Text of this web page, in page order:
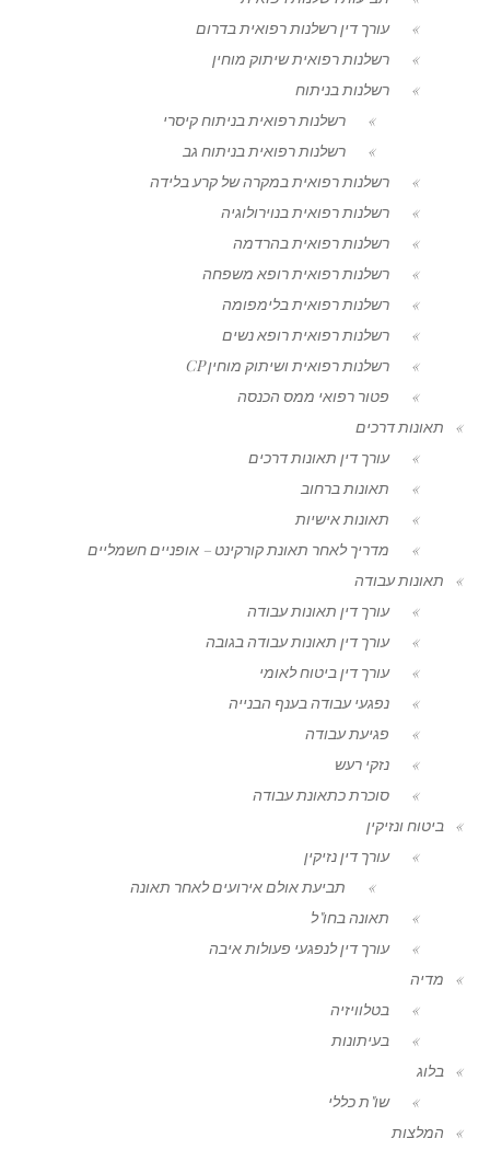
עורך דין רשלנות רפואית בדרום
רשלנות רפואית שיתוק מוחין
רשלנות בניתוח
רשלנות רפואית בניתוח קיסרי
רשלנות רפואית בניתוח גב
רשלנות רפואית במקרה של קרע בלידה
רשלנות רפואית בנוירולוגיה
רשלנות רפואית בהרדמה
רשלנות רפואית רופא משפחה
רשלנות רפואית בלימפומה
רשלנות רפואית רופא נשים
רשלנות רפואית ושיתוק מוחין CP
פטור רפואי ממס הכנסה
תאונות דרכים
עורך דין תאונות דרכים
תאונות ברחוב
תאונות אישיות
מדריך לאחר תאונת קורקינט – אופניים חשמליים
תאונות עבודה
עורך דין תאונות עבודה
עורך דין תאונות עבודה בגובה
עורך דין ביטוח לאומי
נפגעי עבודה בענף הבנייה
פגיעת עבודה
נזקי רעש
סוכרת כתאונת עבודה
ביטוח ונזיקין
עורך דין נזיקין
תביעת אולם אירועים לאחר תאונה
תאונה בחו"ל
עורך דין לנפגעי פעולות איבה
מדיה
בטלוויזיה
בעיתונות
בלוג
שו"ת כללי
המלצות